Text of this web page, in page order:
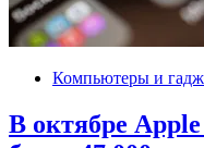
Компьютеры и
В октябре